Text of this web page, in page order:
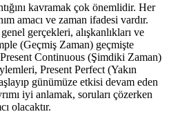
kavramak çok önemlidir. Her
amacı ve zaman ifadesi vardır.
gerçekleri, alışkanlıkları ve
(Geçmiş Zaman) geçmişte
Continuous (Şimdiki Zaman)
Present Perfect (Yakın
günümüze etkisi devam eden
iyi anlamak, soruları çözerken
olacaktır.